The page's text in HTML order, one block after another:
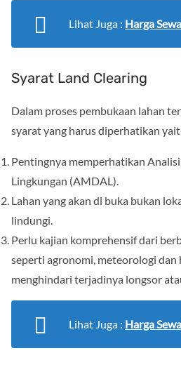
Lihat Juga : Harga
Syarat Land Clearing
Dalam proses pembukaan lahan
syarat yang harus diperhatikan
Pentingnya memperhatikan
Lingkungan (AMDAL).
Lahan yang akan di buka bukan
lindungi.
Perlu kajian komprehensif dari
seperti agronomi, meteorologi
menghindari terjadinya longsor
Lihat Juga : Harga